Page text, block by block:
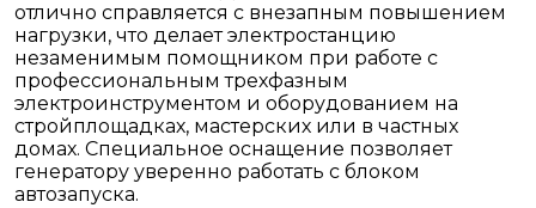
отлично справляется с внезапным повышением
нагрузки, что делает электростанцию
незаменимым помощником при работе с
профессиональным трехфазным
электроинструментом и оборудованием на
стройплощадках, мастерских или в частных
домах. Специальное оснащение позволяет
генератору уверенно работать с блоком
автозапуска.